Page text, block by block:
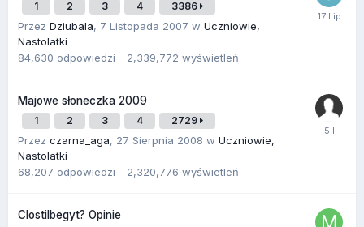
1 2 3 4 3386
Przez Dziubala, 7 Listopada 2007 w Uczniowie,
Nastolatki
84,630 odpowiedzi 2,339,772 wyświetleń
Majowe słoneczka 2009
1 2 3 4 2729
Przez czarna_aga, 27 Sierpnia 2008 w Uczniowie,
Nastolatki
68,207 odpowiedzi 2,320,776 wyświetleń
Clostilbegyt? Opinie